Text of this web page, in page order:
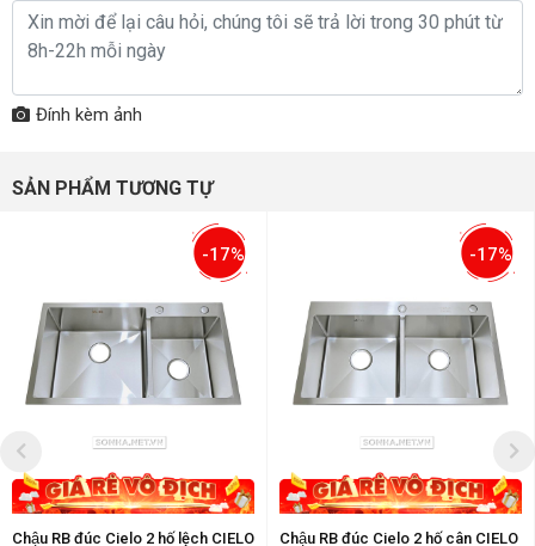
Đính kèm ảnh
SẢN PHẨM TƯƠNG TỰ
-17%
Chậu RB đúc Cielo 2 hố lệch CIELO
-17%
Chậu RB đúc Cielo 2 hố cân CIELO